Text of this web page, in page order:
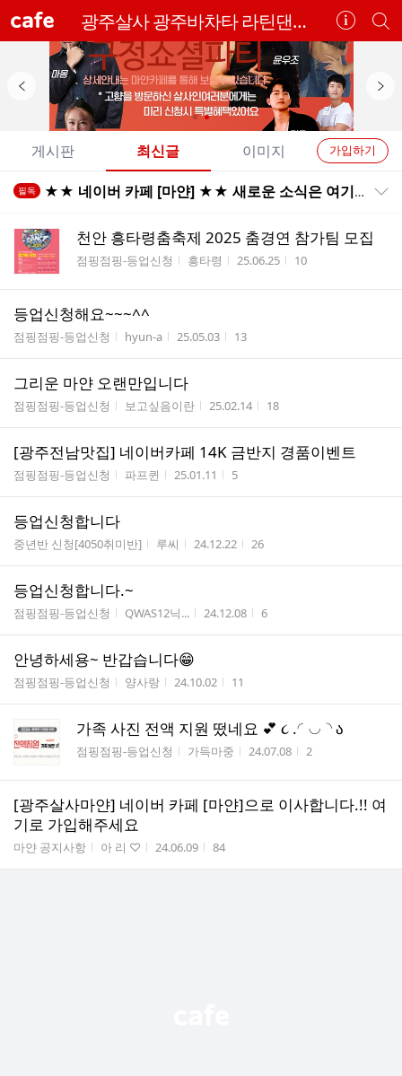
cafe 광주살사 광주바차타 라틴댄스전문 - 마얀 & 살사클럽
카
페
정
보
보
기
개
별
페
검
배
배
너
카
페
뉴
가입하기
게시판 최신글 이미지
전
트
필독 ★★ 네이버 카페 [마얀] ★★ 새로운 소식은 여기에서 업로드할께요
천안 흥타령춤축제 2025 춤경연 참가팀 모집
게시판명
점핑점핑-등업신청 작성자
흥타령 작성시간
25.06.25 조회수
10
등업신청해요~~~^^
게시판명
점핑점핑-등업신청 작성자
hyun-a 작성시간
25.05.03 조회수
13
그리운 마얀 오랜만입니다
게시판명
점핑점핑-등업신청 작성자
보고싶음이란 작성시간
25.02.14 조회수
18
[광주전남맛집] 네이버카페 14K 금반지 경품이벤트
게시판명
점핑점핑-등업신청 작성자
파프퀸 작성시간
25.01.11 조회수
5
등업신청합니다
게시판명
중년반 신청[4050취미반] 작성자
루씨 작성시간
24.12.22 조회수
26
등업신청합니다.~
게시판명
점핑점핑-등업신청 작성자
QWAS12닉... 작성시간
24.12.08 조회수
6
안녕하세용~ 반갑습니다😁
게시판명
점핑점핑-등업신청 작성자
양사랑 작성시간
24.10.02 조회수
11
가​​족​​ ​​사​​진​​ ​​전​​액​​ ​​지​​원​​ ​​떴​​네​​요​​ 💕 ​​૮ .◜◡◝ ა
게시판명
점핑점핑-등업신청 작성자
가득마중 작성시간
24.07.08 조회수
2
[광주살사마얀] 네이버 카페 [마얀]으로 이사합니다.!! 여
기로 가입해주세요
게시판명
마얀 공지사항 작성자
아 리 ♡ 작성시간
24.06.09 조회수
84